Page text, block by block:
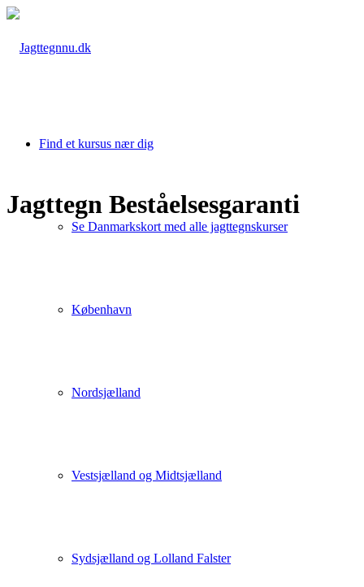
Find et kursus nær dig
Se Danmarkskort med alle jagttegnskurser
København
Nordsjælland
Vestsjælland og Midtsjælland
Sydsjælland og Lolland Falster
Jagttegn Beståelsesgaranti